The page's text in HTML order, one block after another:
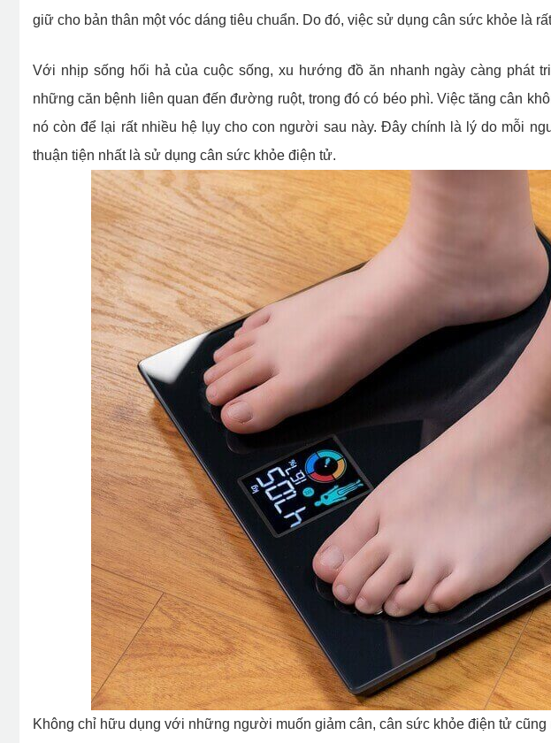
giữ cho bản thân một vóc dáng tiêu chuẩn. Do đó, việc sử dụng cân sức khỏe là
Với nhịp sống hối hả của cuộc sống, xu hướng đồ ăn nhanh ngày càng phát
những căn bệnh liên quan đến đường ruột, trong đó có béo phì. Việc tăng cân
nó còn để lại rất nhiều hệ lụy cho con người sau này. Đây chính là lý do mỗi
thuận tiện nhất là sử dụng cân sức khỏe điện tử.
Không chỉ hữu dụng với những người muốn giảm cân, cân sức khỏe điện tử